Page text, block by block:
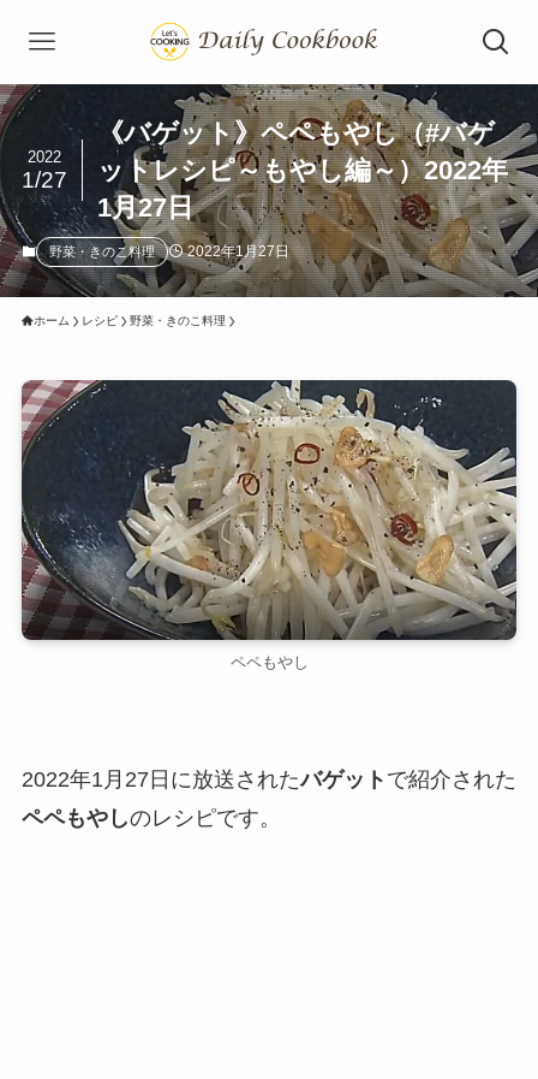
《バゲット》ペペもやし（#バゲ
ットレシピ～もやし編～）2022年
1月27日
2022
1/27
野菜・きのこ料理 2022年1月27日
ホーム レシピ 野菜・きのこ料理
ペペもやし
2022年1月27日に放送されたバゲット で紹介された
ペペもやしのレシピです。